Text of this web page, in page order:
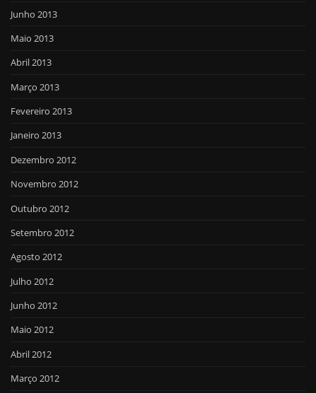
Junho 2013
Maio 2013
Abril 2013
Março 2013
Fevereiro 2013
Janeiro 2013
Dezembro 2012
Novembro 2012
Outubro 2012
Setembro 2012
Agosto 2012
Julho 2012
Junho 2012
Maio 2012
Abril 2012
Março 2012